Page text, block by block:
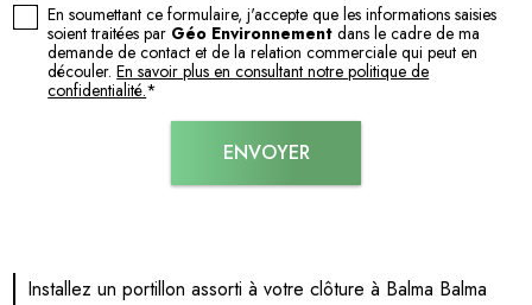
En soumettant ce formulaire, j'accepte que les informations saisies
soient traitées par Géo Environnement dans le cadre de ma
demande de contact et de la relation commerciale qui peut en
découler.En savoir plus en consultant notre politique de
confidentialité.*
Installez un portillon assorti à votre clôture à Balma Balma